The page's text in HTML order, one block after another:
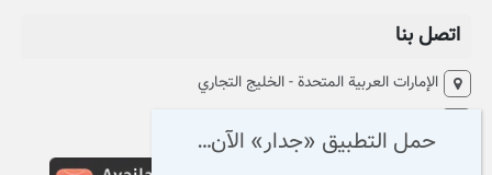
اتصل بنا
الإمارات العربية المتحدة - الخليج التجاري
حمل التطبيق «جدار» الآن…